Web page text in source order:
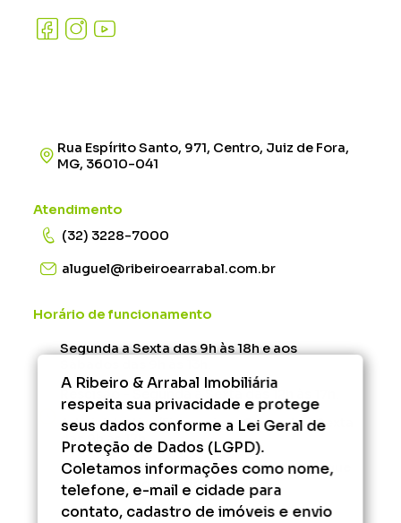
Rua Espírito Santo, 971, Centro, Juiz de Fora,
MG, 36010-041
Atendimento
(32) 3228-7000
aluguel@ribeiroearrabal.com.br
Horário de funcionamento
Segunda a Sexta das 9h às 18h e aos
Administrativo/Financeiro - Segunda à Sexta
das 9h às 17h.
Fora desse horário, consulte os serviços que
podem ser agendados.
A Ribeiro & Arrabal Imobiliária
respeita sua privacidade e protege
seus dados conforme a Lei Geral de
Proteção de Dados (LGPD).
Coletamos informações como nome,
telefone, e-mail e cidade para
contato, cadastro de imóveis e envio